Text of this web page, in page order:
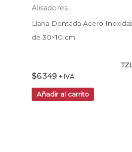
Alisadores
Llana Dentada Acero
de 30×10 cm
$6.349 + IVA
Añadir al carrito